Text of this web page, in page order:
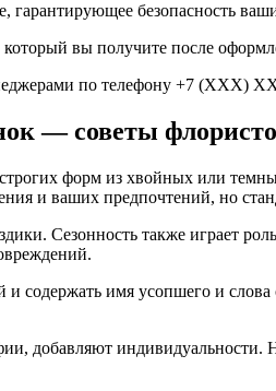
безопасность
вы получите после
по телефону +7
— советы
форм из хвойных или
и ваших предпочтений, но
Сезонность также играет
содержать имя усопшего и
добавляют индивидуальности.